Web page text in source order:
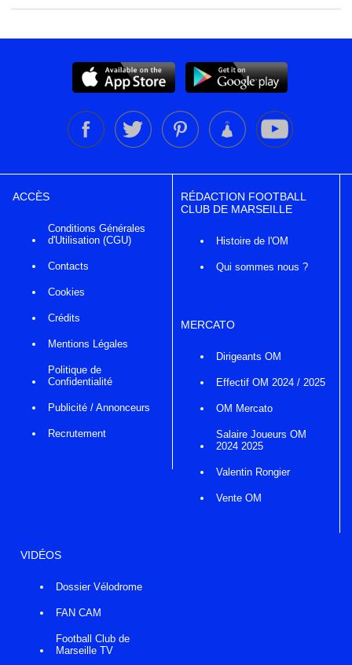
ACCÈS
Conditions Générales
d'Utilisation (CGU)
Contacts
Cookies
Crédits
Mentions Légales
Politique de
Confidentialité
Publicité / Annonceurs
Recrutement
RÉDACTION FOOTBALL
CLUB DE MARSEILLE
Histoire de l'OM
Qui sommes nous ?
MERCATO
Dirigeants OM
Effectif OM 2024 / 2025
OM Mercato
Salaire Joueurs OM
2024 2025
Valentin Rongier
Vente OM
VIDÉOS
Dossier Vélodrome
FAN CAM
Football Club de
Marseille TV